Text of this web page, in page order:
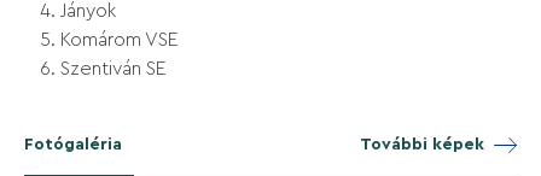
Jányok
Komárom VSE
Szentiván SE
Fotógaléria További képek